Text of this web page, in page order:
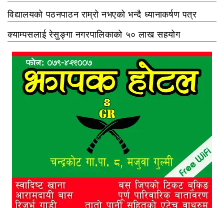
विद्यालयको पठनपाठन राम्रो नभएको भन्दै ध्यानाकर्षण पत्र
क्याम्पसलाई रेसुङ्गा नगरपालिकाको ५० लाख सहयोग